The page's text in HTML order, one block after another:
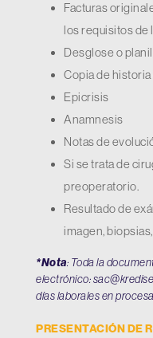
Facturas
los requisitos de
Desglose o
Copia de
Epicrisis
Anamnesis
Notas de
Si se trata de
preoperatorio.
Resultado de
imagen,
*Nota: Toda la
electrónico:
días laborales en
PRESENTACIÓN DE